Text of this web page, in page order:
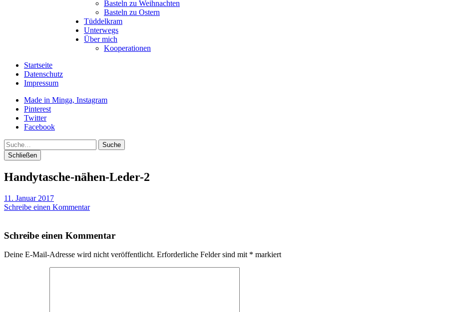
Basteln zu Weihnachten
Basteln zu Ostern
Tüddelkram
Unterwegs
Über mich
Kooperationen
Startseite
Datenschutz
Impressum
Made in Minga, Instagram
Pinterest
Twitter
Facebook
Suche
Schließen
Handytasche-nähen-Leder-2
11. Januar 2017
Schreibe einen Kommentar
Schreibe einen Kommentar
Deine E-Mail-Adresse wird nicht veröffentlicht. Erforderliche Felder sind mit * markiert